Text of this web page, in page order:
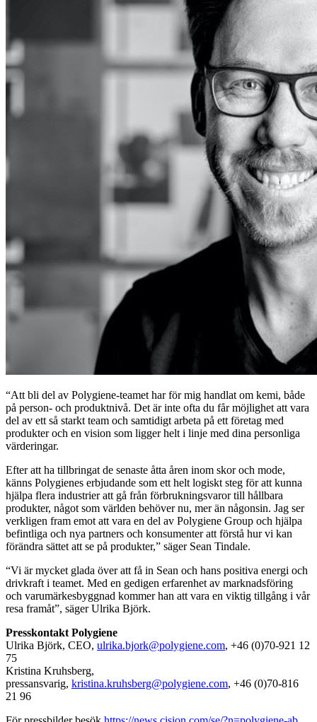
“Att bli del av Polygiene-teamet har för mig handlat om kemi, både
på person- och produktnivå. Det är inte ofta du får möjlighet att vara
del av ett så starkt team och samtidigt arbeta på ett företag med
produkter och en vision som ligger helt i linje med dina personliga
värderingar.
Efter att ha tillbringat de senaste åtta åren inom skor och mode,
känns Polygienes erbjudande som ett helt logiskt steg för att kunna
hjälpa flera industrier att gå från förbrukningsvaror till hållbara
produkter, något som världen behöver nu, mer än någonsin. Jag ser
verkligen fram emot att vara en del av Polygiene Group och hjälpa
befintliga och nya partners och konsumenter att förstå hur vi kan
förändra sättet att se på produkter,” säger Sean Tindale.
“Vi är mycket glada över att få in Sean och hans positiva energi och
drivkraft i teamet. Med en gedigen erfarenhet av marknadsföring
och varumärkesbyggnad kommer han att vara en viktig tillgång i vår
resa framåt”, säger Ulrika Björk.
Presskontakt Polygiene
Ulrika Björk, CEO, ulrika.bjork@polygiene.com, +46 (0)70-921 12
75
Kristina Kruhsberg,
pressansvarig, kristina.kruhsberg@polygiene.com, +46 (0)70-816
21 96